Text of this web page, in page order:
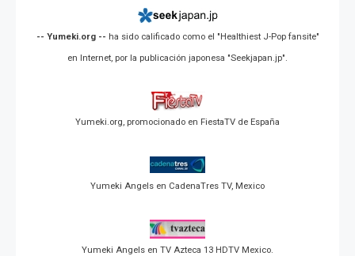
-- Yumeki.org -- ha sido calificado como el "Healthiest J-Pop fansite"
en Internet, por la publicación japonesa "Seekjapan.jp".
Yumeki.org, promocionado en FiestaTV de España
Yumeki Angels en CadenaTres TV, Mexico
Yumeki Angels en TV Azteca 13 HDTV Mexico.